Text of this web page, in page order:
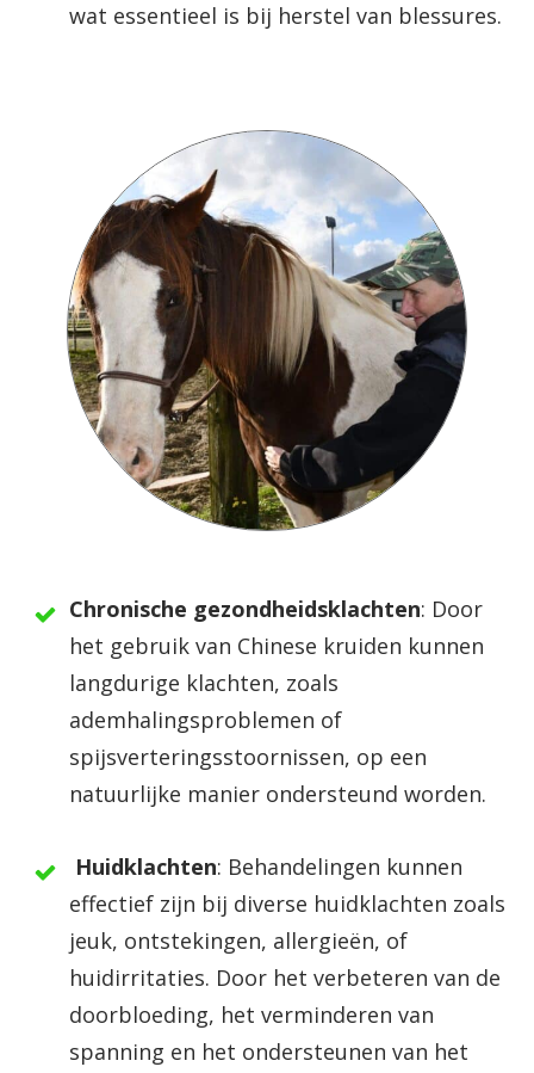
wat essentieel is bij herstel van blessures.
Chronische gezondheidsklachten: Door
het gebruik van Chinese kruiden kunnen
langdurige klachten, zoals
ademhalingsproblemen of
spijsverteringsstoornissen, op een
natuurlijke manier ondersteund worden.
Huidklachten: Behandelingen kunnen
effectief zijn bij diverse huidklachten zoals
jeuk, ontstekingen, allergieën, of
huidirritaties. Door het verbeteren van de
doorbloeding, het verminderen van
spanning en het ondersteunen van het